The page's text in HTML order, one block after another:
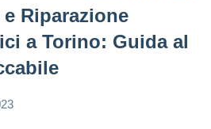
Riparazione
a Torino: Guida al